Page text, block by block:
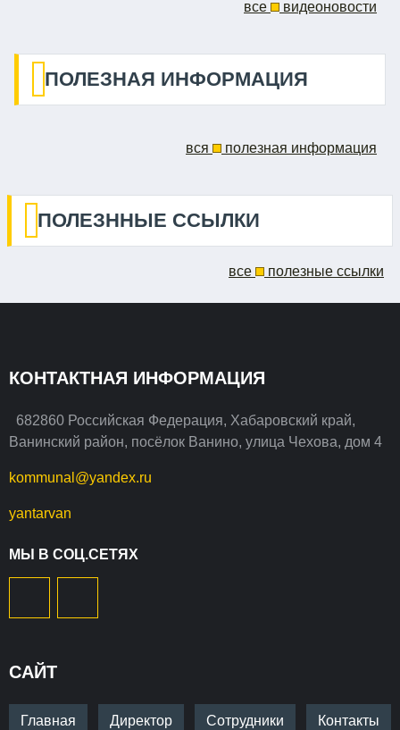
все видеоновости
ПОЛЕЗНАЯ ИНФОРМАЦИЯ
вся полезная информация
ПОЛЕЗННЫЕ ССЫЛКИ
все полезные ссылки
КОНТАКТНАЯ ИНФОРМАЦИЯ
682860 Российская Федерация, Хабаровский край,
Ванинский район, посёлок Ванино, улица Чехова, дом 4
kommunal@yandex.ru
yantarvan
МЫ В СОЦ.СЕТЯХ
САЙТ
Главная Директор Сотрудники Контакты